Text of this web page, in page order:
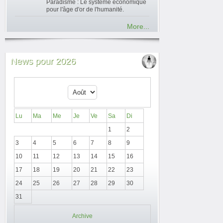
Paradisme : Le système économique
pour l'âge d'or de l'humanité.
More...
News pour 2026
Lu Ma Me Je Ve Sa
Di
1
2
3
4 5 6 7 8
9
10
11 12 13 14 15
16
17
18 19 20 21 22
23
24
25 26 27 28 29
30
31
Archive